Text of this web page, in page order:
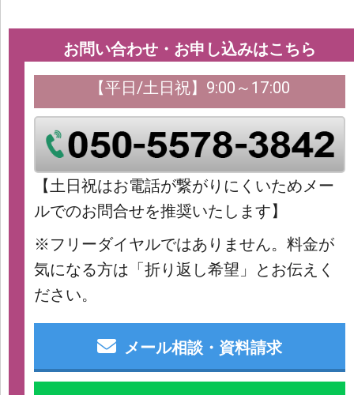
お問い合わせ・お申し込みはこちら
【平日/土日祝】9:00～17:00
【土日祝はお電話が繋がりにくいためメー
ルでのお問合せを推奨いたします】
※フリーダイヤルではありません。料金が
気になる方は「折り返し希望」とお伝えく
ださい。
メール相談・資料請求